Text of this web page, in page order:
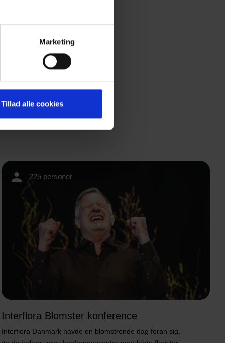
Marketing
Tillad alle cookies
225 personer
Interflora Blomster konference
Interflora Danmark havde en blomstrende dag foran sig,